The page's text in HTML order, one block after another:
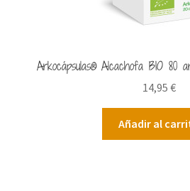
Arkocápsulas® Alcachofa BIO 80
14,95 €
Añadir al